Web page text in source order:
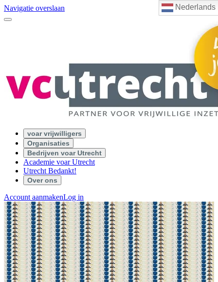
Nederlands
Navigatie overslaan
voar vrijwilligers
Organisaties
Bedrijven voar Utrecht
Academie voar Utrecht
Utrecht Bedankt!
Over ons
Account aanmakenLog in